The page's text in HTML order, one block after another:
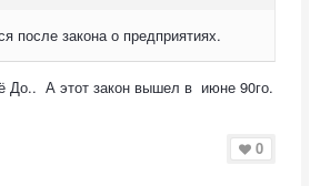
после закона о предприятиях.
До.. А этот закон вышел в июне 90го.
0